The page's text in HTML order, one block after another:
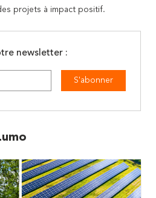
projets à impact positif.
newsletter :
S'abonner